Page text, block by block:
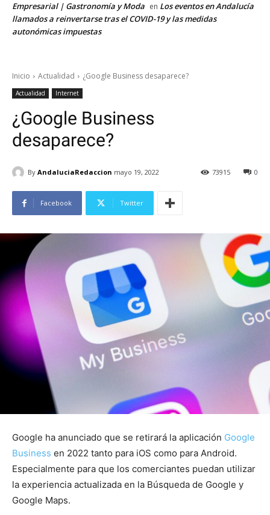
Empresarial | Gastronomía y Moda en Los eventos en Andalucía
llamados a reinvertarse tras el COVID-19 y las medidas
autonómicas impuestas